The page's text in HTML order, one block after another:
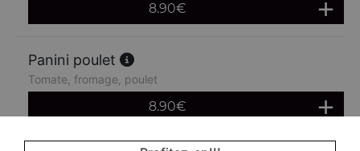
8.90€
Panini poulet
Tomate, fromage, poulet
8.90€